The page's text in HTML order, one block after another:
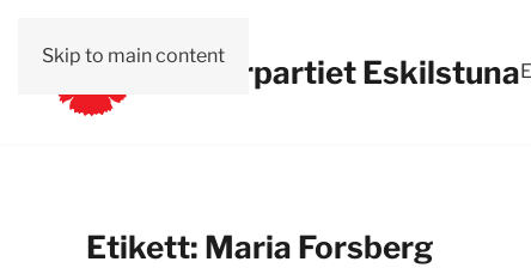
Skip to main contentVänsterpartiet Eskilstuna
Etikett: Maria Forsberg